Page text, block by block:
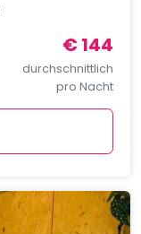
€ 144
durchschnittlich
pro Nacht